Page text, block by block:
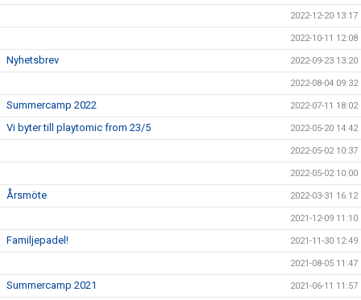
2022-12-20 13:17
2022-10-11 12:08
Nyhetsbrev 2022-09-23 13:20
2022-08-04 09:32
Summercamp 2022 2022-07-11 18:02
Vi byter till playtomic from 23/5 2022-05-20 14:42
2022-05-02 10:37
2022-05-02 10:00
Årsmöte 2022-03-31 16:12
2021-12-09 11:10
Familjepadel! 2021-11-30 12:49
2021-08-05 11:47
Summercamp 2021 2021-06-11 11:57